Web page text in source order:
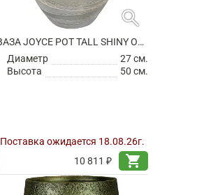
search
ВАЗА JOYCE POT TALL SHINY OLIVE
Диаметр
27 см.
Высота
50 см.
Поставка ожидается 18.08.26г.
10 811 ₽
shopping_cart